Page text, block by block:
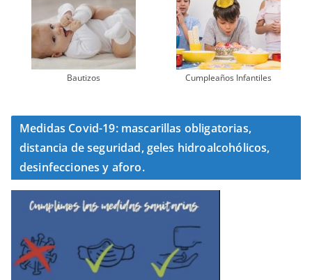
Bautizos Cumpleaños Infantiles
Medidas Covid-19: mascarillas obligatorias,
distancia de seguridad, geles hidroalcohólicos,
desinfecciones y aforo.